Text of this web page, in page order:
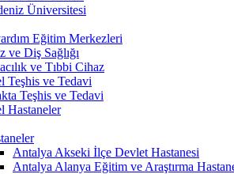
Üniversitesi
Eğitim Merkezleri
ve Diş Sağlığı
ve Tıbbi Cihaz
Teşhis ve Tedavi
Teşhis ve Tedavi
Hastaneler
Antalya Akseki İlçe Devlet Hastanesi
Antalya Alanya Eğitim ve Araştırma